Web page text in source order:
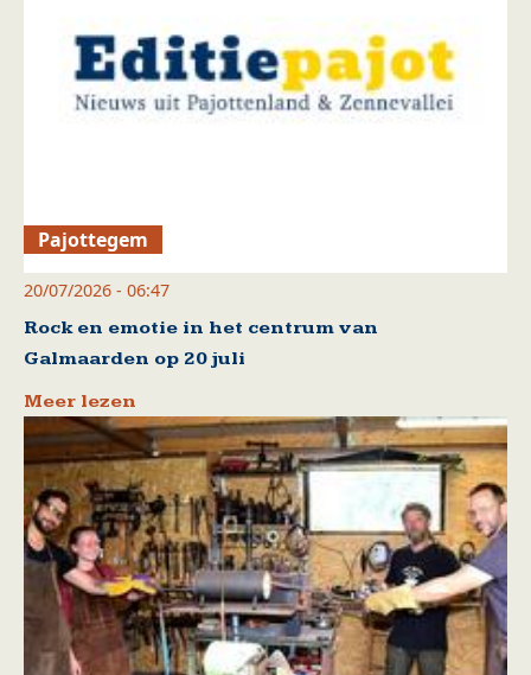
Pajottegem
20/07/2026 - 06:47
Rock en emotie in het centrum van
Galmaarden op 20 juli
Meer lezen